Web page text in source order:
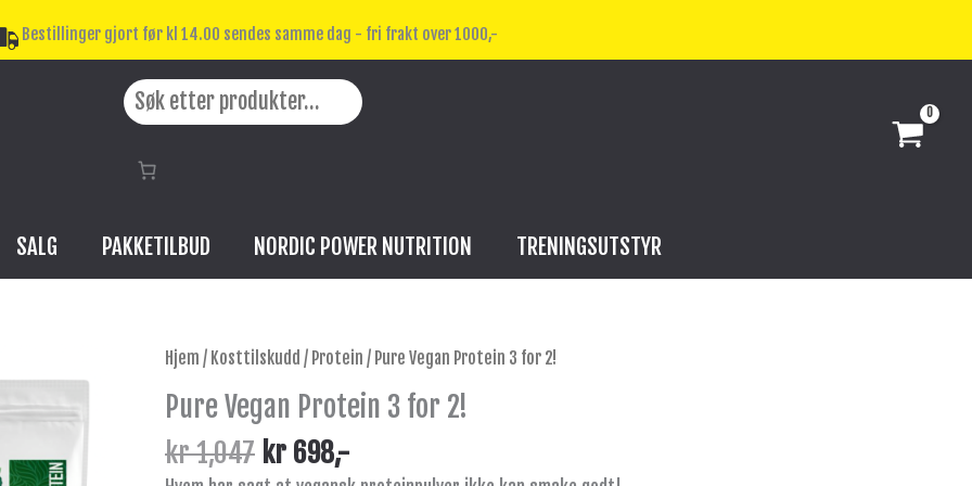
Bestillinger gjort før kl 14.00 sendes samme dag - fri frakt over 1000,-
SALG PAKKETILBUD NORDIC POWER NUTRITION TRENINGSUTSTYR
Hjem / Kosttilskudd / Protein / Pure Vegan Protein 3 for 2!
Pure Vegan Protein 3 for 2!
kr1,047
Opprinnelig
pris
var:
kr 1,047.
kr 698
Nåværende
pris
er:
kr 698.
,-
Pure
Protein
3
for